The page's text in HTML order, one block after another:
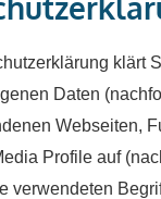
klärt
Daten
Webseiten,
Profile auf
verwendeten